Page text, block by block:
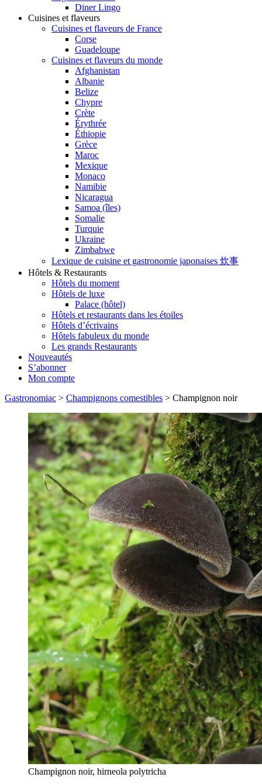
Diner Lingo
Cuisines et flaveurs
Cuisines et flaveurs de France
Corse
Guadeloupe
Cuisines et flaveurs du monde
Afghanistan
Albanie
Belize
Chypre
Crète
Érythrée
Éthiopie
Grèce
Maroc
Mexique
Monaco
Namibie
Nicaragua
Samoa (îles)
Somalie
Turquie
Ukraine
Zimbabwe
Lexique de cuisine et gastronomie japonaises 炊事
Hôtels & Restaurants
Hôtels du moment
Hôtels de luxe
Palace (hôtel)
Hôtels et restaurants dans les étoiles
Hôtels d’écrivains
Hôtels fabuleux du monde
Les grands Restaurants
Nouveautés
S’abonner
Mon compte
Gastronomiac > Champignons comestibles > Champignon noir
Champignon noir, hirneola polytricha